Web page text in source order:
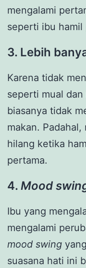
mengalami
seperti ibu hamil
3. Lebih
Karena tidak
seperti mual
biasanya tidak
makan. Padahal,
hilang ketika
pertama.
4. Mood
Ibu yang
mengalami
mood swing
suasana hati ini